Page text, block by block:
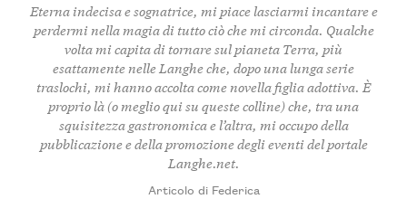
Eterna indecisa e sognatrice, mi piace lasciarmi incantare e
perdermi nella magia di tutto ciò che mi circonda. Qualche
volta mi capita di tornare sul pianeta Terra, più
esattamente nelle Langhe che, dopo una lunga serie
traslochi, mi hanno accolta come novella figlia adottiva. È
proprio là (o meglio qui su queste colline) che, tra una
squisitezza gastronomica e l’altra, mi occupo della
pubblicazione e della promozione degli eventi del portale
Langhe.net.
Articolo di Federica